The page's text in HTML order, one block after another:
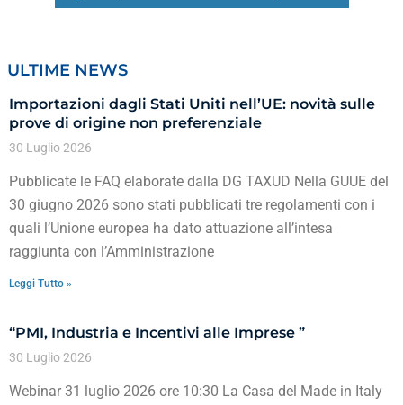
ULTIME NEWS
Importazioni dagli Stati Uniti nell’UE: novità sulle
prove di origine non preferenziale
30 Luglio 2026
Pubblicate le FAQ elaborate dalla DG TAXUD Nella GUUE del
30 giugno 2026 sono stati pubblicati tre regolamenti con i
quali l’Unione europea ha dato attuazione all’intesa
raggiunta con l’Amministrazione
Leggi Tutto »
“PMI, Industria e Incentivi alle Imprese ”
30 Luglio 2026
Webinar 31 luglio 2026 ore 10:30 La Casa del Made in Italy